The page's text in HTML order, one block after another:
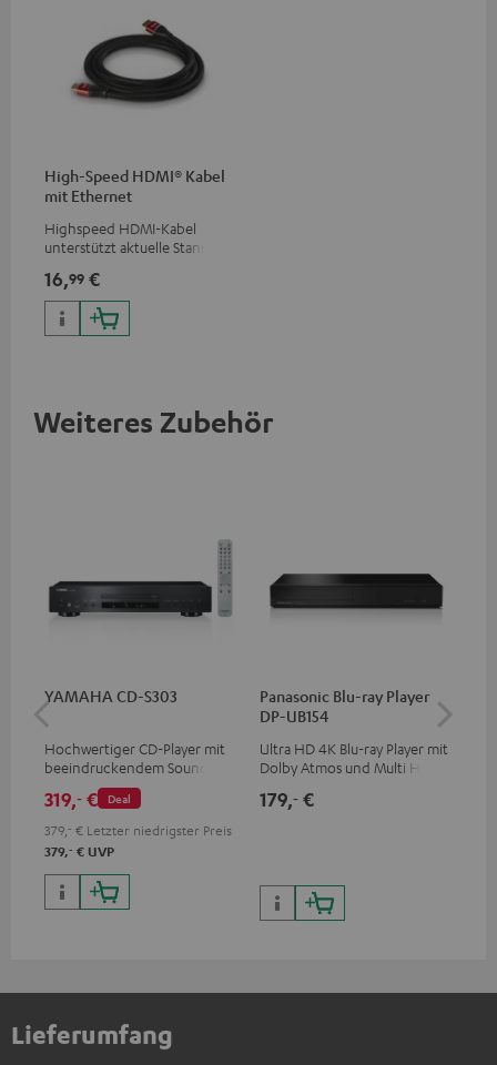
High-Speed HDMI® Kabel
mit Ethernet
Highspeed HDMI-Kabel
unterstützt aktuelle Standards
16,99 €
Weiteres Zubehör
YAMAHA CD-S303
Hochwertiger CD-Player mit
beeindruckendem Sound und
wertiger Verarbeitung
Deal
319,‐ €
379, ‐ € Letzter niedrigster Preis
379,‐ € UVP
Panasonic Blu-ray Player
DP-UB154
Ultra HD 4K Blu-ray Player mit
Dolby Atmos und Multi HDR-
HDR10+ für eine überragende
179,‐ €
Lieferumfang